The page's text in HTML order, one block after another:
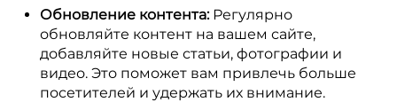
Обновление контента:Регулярно
обновляйте контент на вашем сайте,
добавляйте новые статьи, фотографии и
видео. Это поможет вам привлечь больше
посетителей и удержать их внимание.